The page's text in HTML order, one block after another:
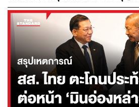
ยอมรับอย่างตรงไปตรงมาว่าอยู่เบื้อง
ที่เกิดขึ้น โดยได้วางแผนปฏิบัติการนี้
ทวงคืนความยุติธรรมแก่ยูเครน และไ
รัสเซีย หลังจากที่รัสเซียยัดเยียดสงค
ยืนยันว่า “รัสเซียจะต้องถูกบังคับให้ส
ทั้งนี้ กระทรวงการต่างประเทศรัสเซี
ของยูเครนนั้นอาจได้รับการสนับสนุน